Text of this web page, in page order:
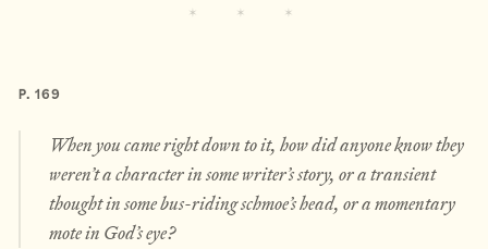
P. 169
When you came right down to it, how did anyone know they
weren’t a character in some writer’s story, or a transient
thought in some bus-riding schmoe’s head, or a momentary
mote in God’s eye?